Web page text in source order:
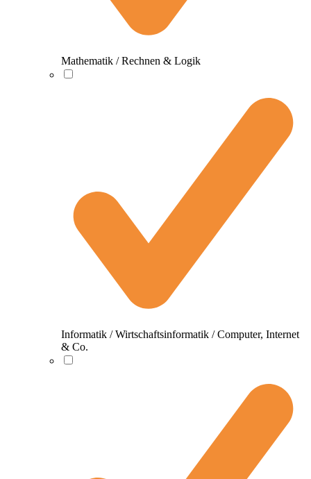
Mathematik / Rechnen & Logik
Informatik / Wirtschaftsinformatik / Computer, Internet
& Co.